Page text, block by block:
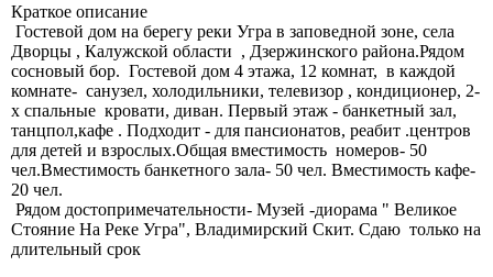
Краткое описание
Гостевой дом на берегу реки Угра в заповедной зоне, села
Дворцы , Калужской области , Дзержинского района.Рядом
сосновый бор. Гостевой дом 4 этажа, 12 комнат, в каждой
комнате- санузел, холодильники, телевизор , кондиционер, 2-
х спальные кровати, диван. Первый этаж - банкетный зал,
танцпол,кафе . Подходит - для пансионатов, реабит .центров
для детей и взрослых.Общая вместимость номеров- 50
чел.Вместимость банкетного зала- 50 чел. Вместимость кафе-
20 чел.
Рядом достопримечательности- Музей -диорама " Великое
Стояние На Реке Угра", Владимирский Скит. Сдаю только на
длительный срок